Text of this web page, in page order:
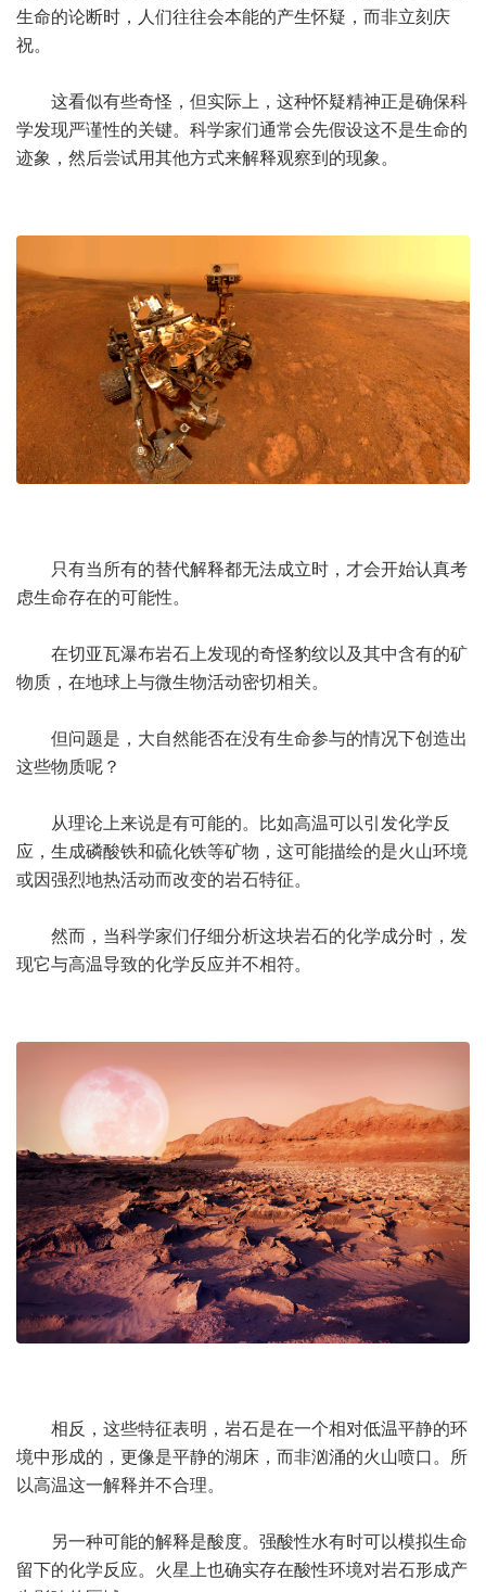
生命的论断时，人们往往会本能的产生怀疑，而非立刻庆
祝。
这看似有些奇怪，但实际上，这种怀疑精神正是确保科
学发现严谨性的关键。科学家们通常会先假设这不是生命的
迹象，然后尝试用其他方式来解释观察到的现象。
只有当所有的替代解释都无法成立时，才会开始认真考
虑生命存在的可能性。
在切亚瓦瀑布岩石上发现的奇怪豹纹以及其中含有的矿
物质，在地球上与微生物活动密切相关。
但问题是，大自然能否在没有生命参与的情况下创造出
这些物质呢？
从理论上来说是有可能的。比如高温可以引发化学反
应，生成磷酸铁和硫化铁等矿物，这可能描绘的是火山环境
或因强烈地热活动而改变的岩石特征。
然而，当科学家们仔细分析这块岩石的化学成分时，发
现它与高温导致的化学反应并不相符。
相反，这些特征表明，岩石是在一个相对低温平静的环
境中形成的，更像是平静的湖床，而非汹涌的火山喷口。所
以高温这一解释并不合理。
另一种可能的解释是酸度。强酸性水有时可以模拟生命
留下的化学反应。火星上也确实存在酸性环境对岩石形成产